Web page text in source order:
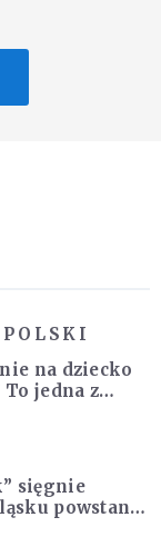
na dziecko
To jedna z
"Rozwój
sięgnie
powstanie